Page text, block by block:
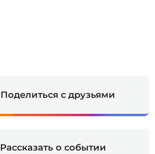
Поделиться с друзьями
Рассказать о событии